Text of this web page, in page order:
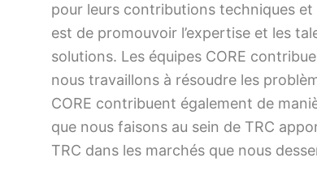
pour leurs contributions techniques
est de promouvoir l’expertise et les
solutions. Les équipes CORE
nous travaillons à résoudre les
CORE contribuent également de
que nous faisons au sein de TRC
TRC dans les marchés que nous